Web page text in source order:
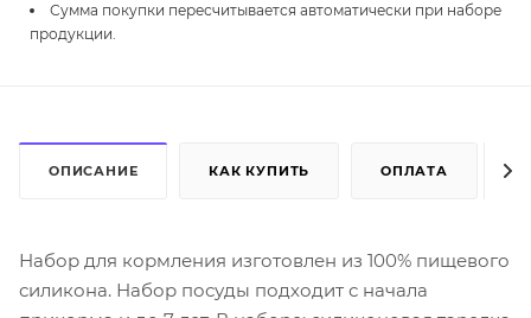
Сумма покупки пересчитывается автоматически при наборе
продукции.
ОПИСАНИЕ КАК КУПИТЬ ОПЛАТА
Набор для кормления изготовлен из 100% пищевого
силикона. Набор посуды подходит с начала